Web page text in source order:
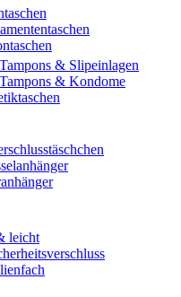
Tampons & Slipeinlagen
Tampons & Kondome
leicht